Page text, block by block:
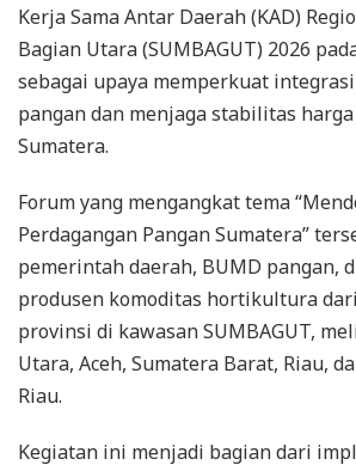
Kerja Sama Antar Daerah (KAD)
Bagian Utara (SUMBAGUT) 2026
sebagai upaya memperkuat
pangan dan menjaga stabilitas
Sumatera.
Forum yang mengangkat tema
Perdagangan Pangan Sumatera”
pemerintah daerah, BUMD pangan,
produsen komoditas hortikultura
provinsi di kawasan SUMBAGUT,
Utara, Aceh, Sumatera Barat, Riau,
Riau.
Kegiatan ini menjadi bagian dari